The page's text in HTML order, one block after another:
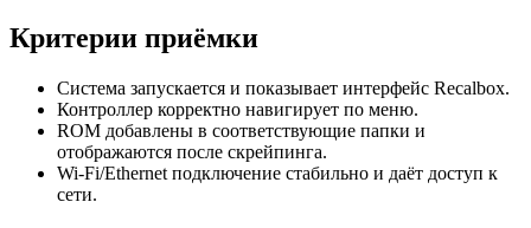
Критерии приёмки
Система запускается и показывает интерфейс Recalbox.
Контроллер корректно навигирует по меню.
ROM добавлены в соответствующие папки и
отображаются после скрейпинга.
Wi‑Fi/Ethernet подключение стабильно и даёт доступ к
сети.